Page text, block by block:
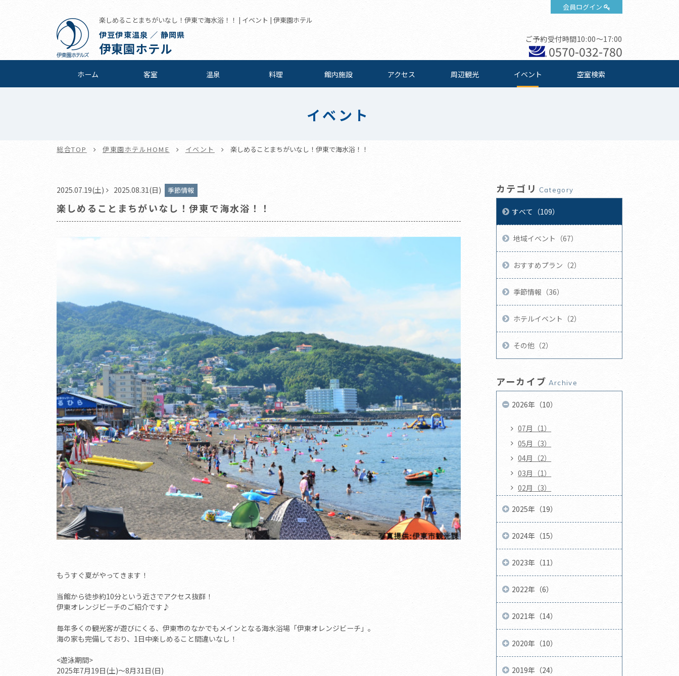
会員ログイン
楽しめることまちがいなし！伊東で海水浴！！ | イベント | 伊東園ホテル
伊豆伊東温泉 ／ 静岡県
伊東園ホテル
ご予約受付時間10:00～17:00
0570-032-780
ホーム 客室 温泉 料理 館内施設 アクセス 周辺観光 イベント 空室検索
イベント
総合TOP 伊東園ホテルHOME イベント 楽しめることまちがいなし！伊東で海水浴！！
2025.07.19(土) 2025.08.31(日) 季節情報
楽しめることまちがいなし！伊東で海水浴！！
もうすぐ夏がやってきます！
当館から徒歩約10分という近さでアクセス抜群！
伊東オレンジビーチのご紹介です♪
毎年多くの観光客が遊びにくる、伊東市のなかでもメインとなる海水浴場「伊東オレンジビーチ」。
海の家も完備しており、1日中楽しめること間違いなし！
<遊泳期間>
2025年7月19日(土)～8月31日(日)
カテゴリ Category
すべて（109）
地域イベント（67）
おすすめプラン（2）
季節情報（36）
ホテルイベント（2）
その他（2）
アーカイブ Archive
2026年（10）
07月（1）
05月（3）
04月（2）
03月（1）
02月（3）
2025年（19）
2024年（15）
2023年（11）
2022年（6）
2021年（14）
2020年（10）
2019年（24）